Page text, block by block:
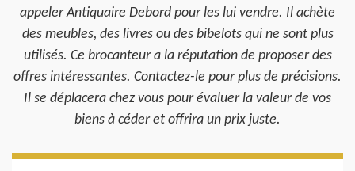
appeler Antiquaire Debord pour les lui vendre. Il achète
des meubles, des livres ou des bibelots qui ne sont plus
utilisés. Ce brocanteur a la réputation de proposer des
offres intéressantes. Contactez-le pour plus de précisions.
Il se déplacera chez vous pour évaluer la valeur de vos
biens à céder et offrira un prix juste.